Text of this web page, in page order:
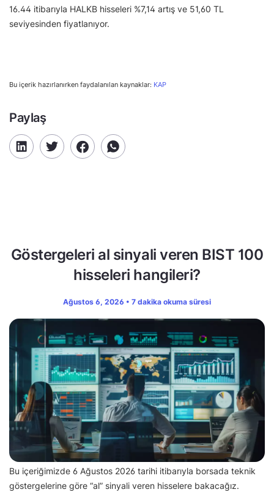
16.44 itibarıyla HALKB hisseleri %7,14 artış ve 51,60 TL
seviyesinden fiyatlanıyor.
Bu içerik hazırlanırken faydalanılan kaynaklar: KAP
Paylaş
Göstergeleri al sinyali veren BIST 100
hisseleri hangileri?
Ağustos 6, 2026 • 7 dakika okuma süresi
Bu içeriğimizde 6 Ağustos 2026 tarihi itibarıyla borsada teknik
göstergelerine göre “al” sinyali veren hisselere bakacağız.